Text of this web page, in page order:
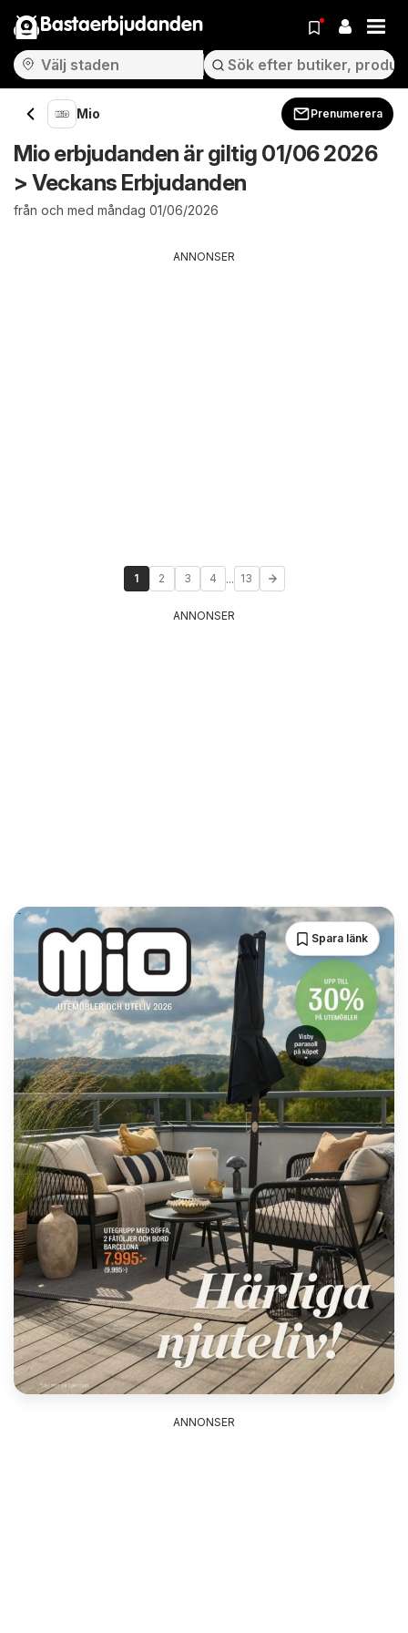
Bastaerbjudanden
Mio Prenumerera
Mio erbjudanden är giltig 01/06 2026
> Veckans Erbjudanden
från och med måndag 01/06/2026
ANNONSER
1 2 3 4 ... 13
ANNONSER
Spara länk
ANNONSER